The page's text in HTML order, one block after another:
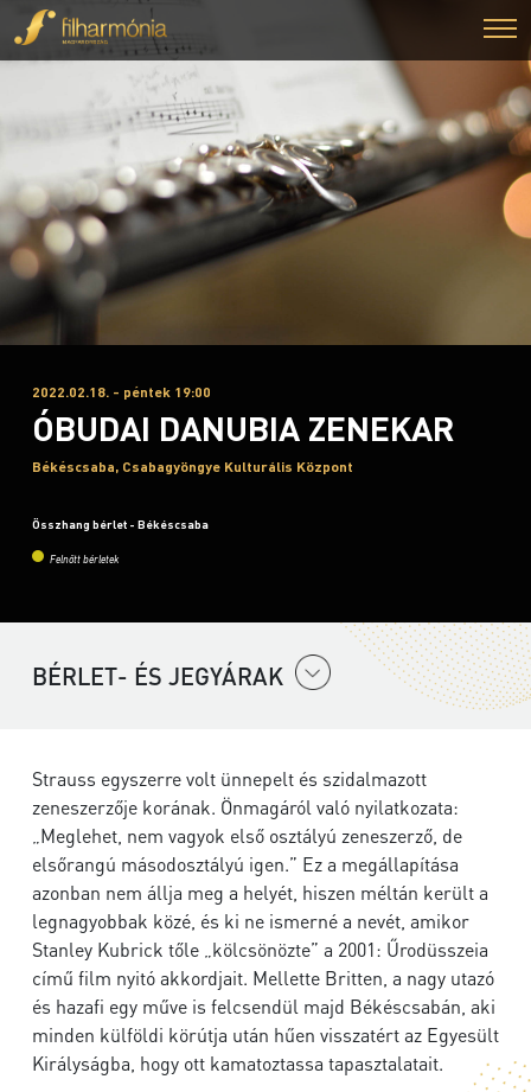
2022.02.18. - péntek 19:00
ÓBUDAI DANUBIA ZENEKAR
Békéscsaba, Csabagyöngye Kulturális Központ
Összhang bérlet - Békéscsaba
Felnőtt bérletek
BÉRLET- ÉS JEGYÁRAK
Strauss egyszerre volt ünnepelt és szidalmazott
zeneszerzője korának. Önmagáról való nyilatkozata:
„Meglehet, nem vagyok első osztályú zeneszerző, de
elsőrangú másodosztályú igen.” Ez a megállapítása
azonban nem állja meg a helyét, hiszen méltán került a
legnagyobbak közé, és ki ne ismerné a nevét, amikor
Stanley Kubrick tőle „kölcsönözte” a 2001: Űrodüsszeia
című film nyitó akkordjait. Mellette Britten, a nagy utazó
és hazafi egy műve is felcsendül majd Békéscsabán, aki
minden külföldi körútja után hűen visszatért az Egyesült
Királyságba, hogy ott kamatoztassa tapasztalatait.